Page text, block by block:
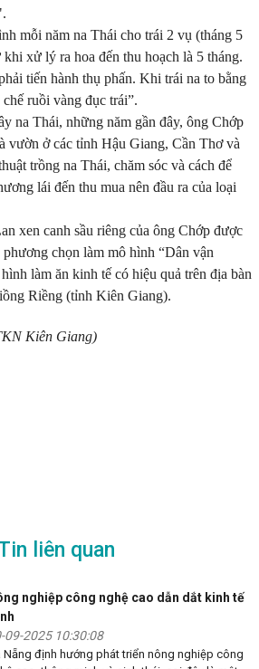
mỗi năm na Thái cho trái 2 vụ (tháng 5
xử lý ra hoa đến thu hoạch là 5 tháng.
tiến hành thụ phấn. Khi trái na to bằng
ruồi vàng đục trái”.
na Thái, những năm gần đây, ông Chớp
vườn ở các tỉnh Hậu Giang, Cần Thơ và
trồng na Thái, chăm sóc và cách để
lái đến thu mua nên đầu ra của loại
xen canh sầu riêng của ông Chớp được
chọn làm mô hình “Dân vận
làm ăn kinh tế có hiệu quả trên địa bàn
Riềng (tỉnh Kiên Giang).
Kiên Giang)
liên quan
nghiệp công nghệ cao dẫn dắt kinh tế
09-2025 10:30:08
Nẵng định hướng phát triển nông nghiệp công